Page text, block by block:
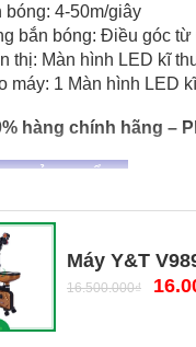
bóng: 4-50m/giây
bắn bóng: Điều góc từ
thị: Màn hình LED kĩ
máy: 1 Màn hình LED
hàng chính hãng –
Máy Y&T
16.500.000₫